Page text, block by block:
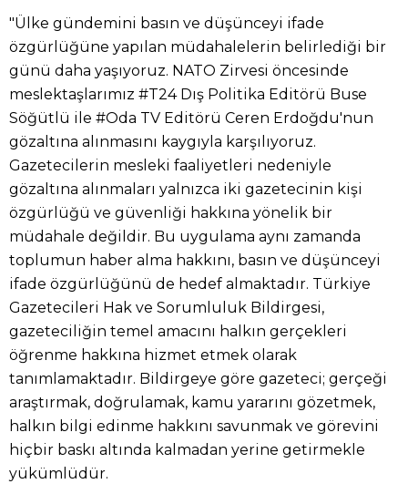
"Ülke gündemini basın ve düşünceyi ifade
özgürlüğüne yapılan müdahalelerin belirlediği bir
günü daha yaşıyoruz. NATO Zirvesi öncesinde
meslektaşlarımız #T24 Dış Politika Editörü Buse
Söğütlü ile #Oda TV Editörü Ceren Erdoğdu'nun
gözaltına alınmasını kaygıyla karşılıyoruz.
Gazetecilerin mesleki faaliyetleri nedeniyle
gözaltına alınmaları yalnızca iki gazetecinin kişi
özgürlüğü ve güvenliği hakkına yönelik bir
müdahale değildir. Bu uygulama aynı zamanda
toplumun haber alma hakkını, basın ve düşünceyi
ifade özgürlüğünü de hedef almaktadır. Türkiye
Gazetecileri Hak ve Sorumluluk Bildirgesi,
gazeteciliğin temel amacını halkın gerçekleri
öğrenme hakkına hizmet etmek olarak
tanımlamaktadır. Bildirgeye göre gazeteci; gerçeği
araştırmak, doğrulamak, kamu yararını gözetmek,
halkın bilgi edinme hakkını savunmak ve görevini
hiçbir baskı altında kalmadan yerine getirmekle
yükümlüdür.